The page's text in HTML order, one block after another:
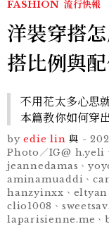
FASHION 流行快報
洋裝穿搭
搭比例與
不用花太多心思
本篇教你如何穿
by edie lin 與 -
Photo／IG@ h.yeli
jeannedamas、
aminamuaddi、
hanzyinxx、eltyan
clio1008、
laparisienne.me